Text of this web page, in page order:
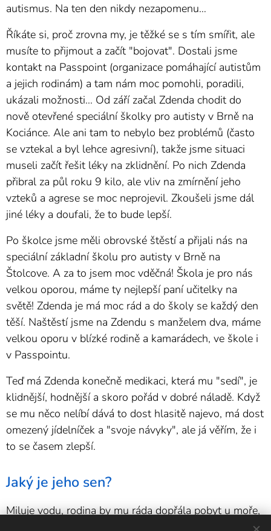
autismus. Na ten den nikdy nezapomenu…
Říkáte si, proč zrovna my, je těžké se s tím smířit, ale
musíte to přijmout a začít "bojovat". Dostali jsme
kontakt na Passpoint (organizace pomáhající autistům
a jejich rodinám) a tam nám moc pomohli, poradili,
ukázali možnosti... Od září začal Zdenda chodit do
nově otevřené speciální školky pro autisty v Brně na
Kociánce. Ale ani tam to nebylo bez problémů (často
se vztekal a byl lehce agresivní), takže jsme situaci
museli začít řešit léky na zklidnění. Po nich Zdenda
přibral za půl roku 9 kilo, ale vliv na zmírnění jeho
vzteků a agrese se moc neprojevil. Zkoušeli jsme dál
jiné léky a doufali, že to bude lepší.
Po školce jsme měli obrovské štěstí a přijali nás na
speciální základní školu pro autisty v Brně na
Štolcove. A za to jsem moc vděčná! Škola je pro nás
velkou oporou, máme ty nejlepší paní učitelky na
světě! Zdenda je má moc rád a do školy se každý den
těší. Naštěstí jsme na Zdendu s manželem dva, máme
velkou oporu v blízké rodině a kamarádech, ve škole i
v Passpointu.
Teď má Zdenda konečně medikaci, která mu "sedí", je
klidnější, hodnější a skoro pořád v dobré náladě. Když
se mu něco nelíbí dává to dost hlasitě najevo, má dost
omezený jídelníček a "svoje návyky", ale já věřím, že i
to se časem zlepší.
Jaký je jeho sen?
Miluje vodu, rodina by mu ráda dopřála pobyt u moře,
který by mu mohl pomoci s jeho kožními problémy a